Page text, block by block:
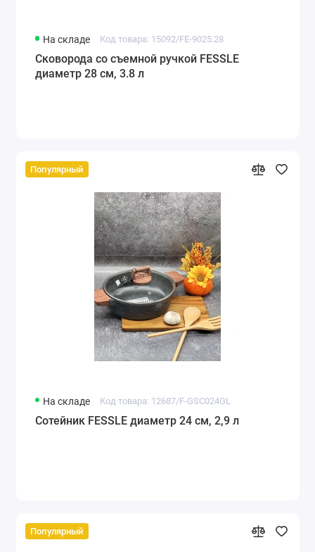
На складе Код товара: 15092/FE-9025.28
Сковорода со съемной ручкой FESSLE
диаметр 28 см, 3.8 л
Популярный
На складе Код товара: 12687/F-GSC024GL
Сотейник FESSLE диаметр 24 см, 2,9 л
Популярный